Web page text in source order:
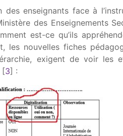
des enseignants face à
des Enseignements
est-ce qu’ils
les nouvelles fiches
exigent de voir les
[3] :